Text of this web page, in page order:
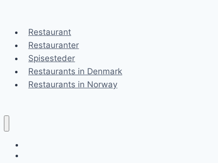
Restaurant
Restauranter
Spisesteder
Restaurants in Denmark
Restaurants in Norway